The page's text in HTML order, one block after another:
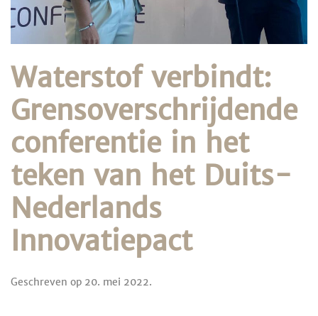
Waterstof verbindt:
Grensoverschrijdende
conferentie in het
teken van het Duits-
Nederlands
Innovatiepact
Geschreven op 20. mei 2022.